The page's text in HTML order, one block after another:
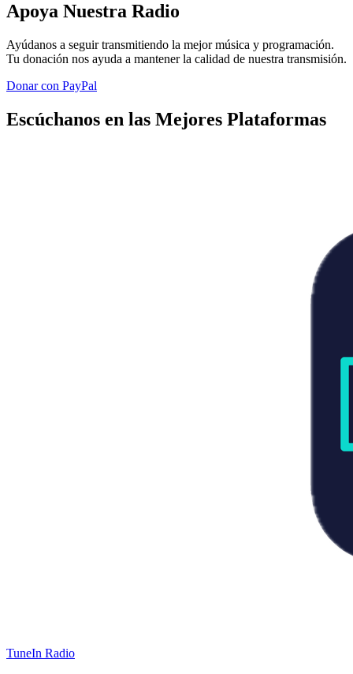
Apoya Nuestra Radio
Ayúdanos a seguir transmitiendo la mejor música y programación.
Tu donación nos ayuda a mantener la calidad de nuestra transmisión.
Donar con PayPal
Escúchanos en las Mejores Plataformas
TuneIn Radio